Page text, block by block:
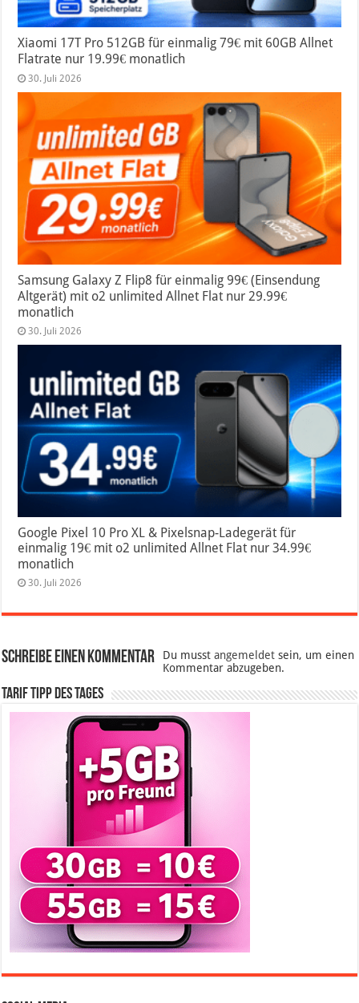
Xiaomi 17T Pro 512GB für einmalig 79€ mit 60GB Allnet
Flatrate nur 19.99€ monatlich
30. Juli 2026
Samsung Galaxy Z Flip8 für einmalig 99€ (Einsendung
Altgerät) mit o2 unlimited Allnet Flat nur 29.99€
monatlich
30. Juli 2026
Google Pixel 10 Pro XL & Pixelsnap-Ladegerät für
einmalig 19€ mit o2 unlimited Allnet Flat nur 34.99€
monatlich
30. Juli 2026
Schreibe einen Kommentar Du musstangemeldet sein, um einen
Kommentar abzugeben.
Tarif Tipp des Tages